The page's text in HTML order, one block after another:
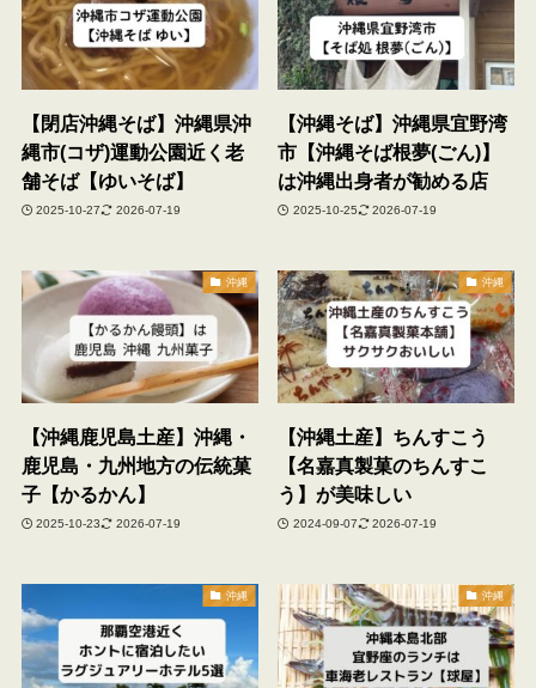
【閉店沖縄そば】沖縄県沖
縄市(コザ)運動公園近く老
舗そば【ゆいそば】
2025-10-27 2026-07-19
【沖縄そば】沖縄県宜野湾
市【沖縄そば根夢(ごん)】
は沖縄出身者が勧める店
2025-10-25 2026-07-19
沖縄
【沖縄鹿児島土産】沖縄・
鹿児島・九州地方の伝統菓
子【かるかん】
2025-10-23 2026-07-19
沖縄
【沖縄土産】ちんすこう
【名嘉真製菓のちんすこ
う】が美味しい
2024-09-07 2026-07-19
沖縄 沖縄